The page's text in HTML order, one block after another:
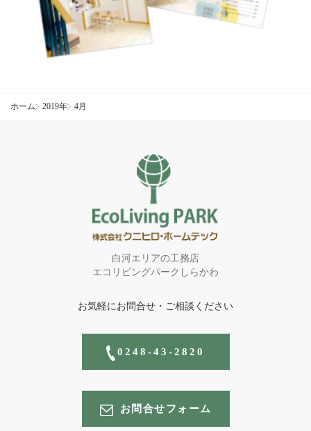
ホーム 2019年 4月
白河エリアの工務店
エコリビングパークしらかわ
お気軽にお問合せ・ご相談ください
0248-43-2820
お問合せフォーム